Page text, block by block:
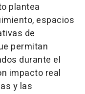
plantea
espacios
de
permitan
durante el
impacto real
y las